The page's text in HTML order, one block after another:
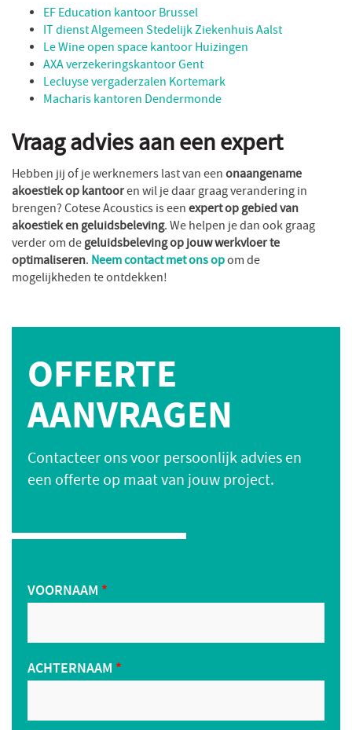
EF Education kantoor Brussel
IT dienst Algemeen Stedelijk Ziekenhuis Aalst
Le Wine open space kantoor Huizingen
AXA verzekeringskantoor Gent
Lecluyse vergaderzalen Kortemark
Macharis kantoren Dendermonde
Vraag advies aan een expert
Hebben jij of je werknemers last van eenonaangename
akoestiek op kantooren wil je daar graag verandering in
brengen? Cotese Acoustics is eenexpert op gebied van
akoestiek en geluidsbeleving. We helpen je dan ook graag
verder om degeluidsbeleving op jouw werkvloer te
optimaliseren. Neem contact met ons opom de
mogelijkheden te ontdekken!
OFFERTE
AANVRAGEN
Contacteer ons voor persoonlijk advies en
een offerte op maat van jouw project.
VOORNAAM *
ACHTERNAAM *